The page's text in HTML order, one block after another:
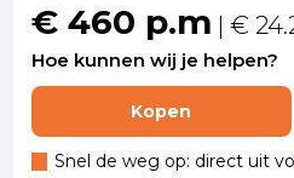
€ 460 p.m | €
Hoe kunnen wij je helpen?
Kopen
Snel de weg op: direct uit